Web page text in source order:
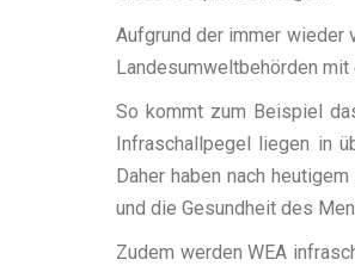
Aufgrund der immer wieder
Landesumweltbehörden
So kommt zum Beispiel
Infraschallpegel liegen in
Daher haben nach
und die Gesundheit des
Zudem werden WEA